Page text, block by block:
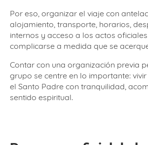
Por eso, organizar el viaje con
alojamiento, transporte, horarios,
internos y acceso a los actos
complicarse a medida que se
Contar con una organización previa
grupo se centre en lo importante:
el Santo Padre con tranquilidad,
sentido espiritual.